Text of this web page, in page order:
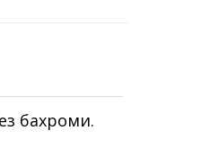
бахроми.